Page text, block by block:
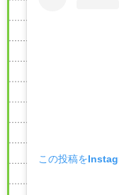
この投稿を